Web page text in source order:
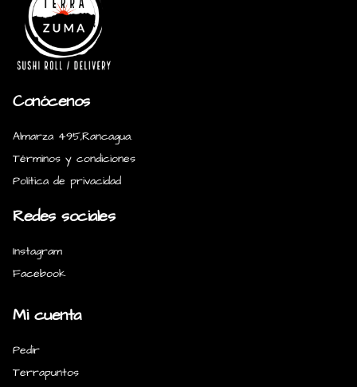
Conócenos
Almarza 495,Rancagua.
Términos y condiciones
Política de privacidad
Redes sociales
Instagram
Facebook
Mi cuenta
Pedir
Terrapuntos